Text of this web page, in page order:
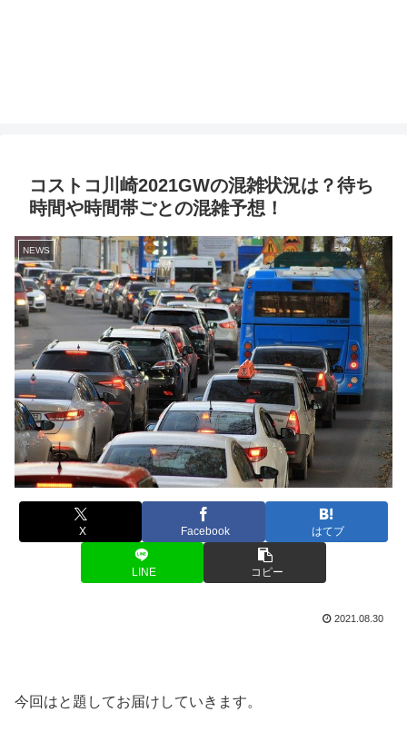
コストコ川崎2021GWの混雑状況は？待ち
時間や時間帯ごとの混雑予想！
NEWS
X Facebook はてブ
LINE コピー
2021.08.30
今回はと題してお届けしていきます。